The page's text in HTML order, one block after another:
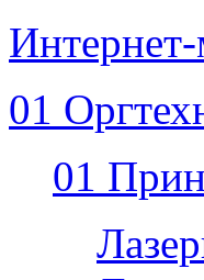
Интернет-
01
01